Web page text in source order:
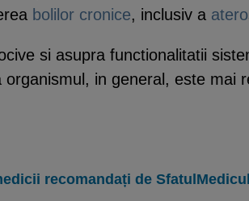
bolilor cronice, inclusiv a
si asupra functionalitatii
in general, este mai
recomandați de